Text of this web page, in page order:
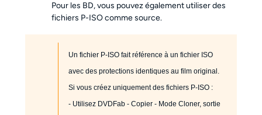
Pour les BD, vous pouvez également utiliser des
fichiers P-ISO comme source.
Un fichier P-ISO fait référence à un fichier ISO
avec des protections identiques au film original.
Si vous créez uniquement des fichiers P-ISO :
- Utilisez DVDFab - Copier - Mode Cloner, sortie